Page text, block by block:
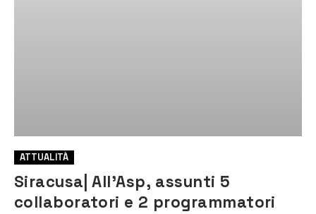
ATTUALITÀ
Siracusa| All’Asp, assunti 5
collaboratori e 2 programmatori